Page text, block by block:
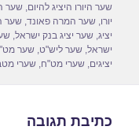
בתאריך
שער היורו היציג להיום,שער
יורו,שער המרה פאונד,שער
יציג,שער יציג בנק ישראל,
ישראל,שער ליש"ט,שער
יציגים,שערי מט"ח,שערי
כתיבת תגובה